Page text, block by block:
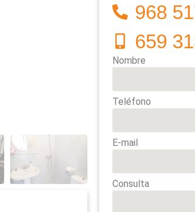
968
659
Nombre
Teléfono
E-mail
Consulta